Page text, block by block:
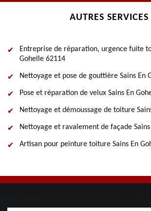
AUTRES SERVICES
Entreprise de réparation, urgence fuite
Gohelle 62114
Nettoyage et pose de gouttière Sains En
Pose et réparation de velux Sains En
Nettoyage et démoussage de toiture
Nettoyage et ravalement de façade
Artisan pour peinture toiture Sains En